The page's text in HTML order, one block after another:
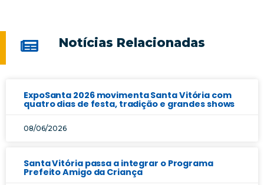
Notícias Relacionadas
ExpoSanta 2026 movimenta Santa Vitória com
quatro dias de festa, tradição e grandes shows
08/06/2026
Santa Vitória passa a integrar o Programa
Prefeito Amigo da Criança